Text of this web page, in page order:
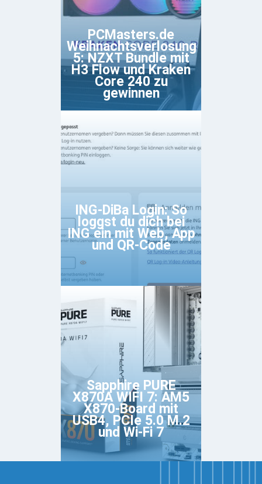
PCMasters.de
Weihnachtsverlosung
5: NZXT Bundle mit
H3 Flow und Kraken
Core 240 zu
gewinnen
ING-DiBa Login: So
loggst du dich bei
ING ein mit Web, App
und QR-Code
Sapphire PURE
X870A WIFI 7: AM5
X870-Board mit
USB4, PCIe 5.0 M.2
und Wi-Fi 7